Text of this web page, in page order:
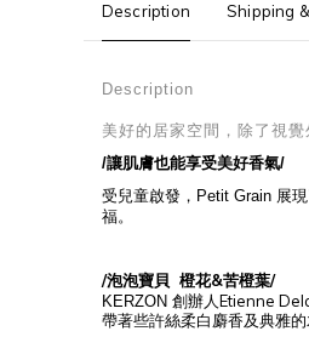
Description Shipping
Description
美好的居家空間，除了視
/讓肌膚也能享受美好香氣/
受兒童啟發，Petit Grain 展
福。
/泡泡寶貝 橙花&苦橙葉/
KERZON 創辦人Etienne
帶著些許絲柔白麝香及典雅